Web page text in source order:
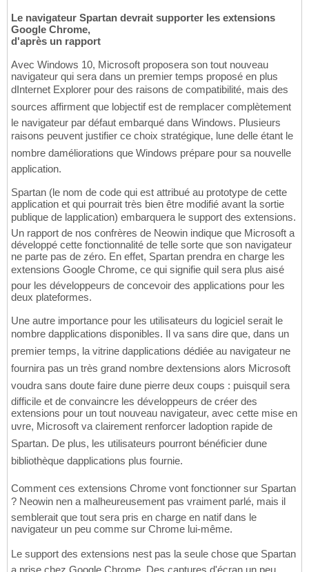
Le navigateur Spartan devrait supporter les extensions
Google Chrome,
d'après un rapport
Avec Windows 10, Microsoft proposera son tout nouveau
navigateur qui sera dans un premier temps proposé en plus
dInternet Explorer pour des raisons de compatibilité, mais des
sources affirment que lobjectif est de remplacer complètement
le navigateur par défaut embarqué dans Windows. Plusieurs
raisons peuvent justifier ce choix stratégique, lune delle étant le
nombre daméliorations que Windows prépare pour sa nouvelle
application.
Spartan (le nom de code qui est attribué au prototype de cette
application et qui pourrait très bien être modifié avant la sortie
publique de lapplication) embarquera le support des extensions.
Un rapport de nos confrères de Neowin indique que Microsoft a
développé cette fonctionnalité de telle sorte que son navigateur
ne parte pas de zéro. En effet, Spartan prendra en charge les
extensions Google Chrome, ce qui signifie quil sera plus aisé
pour les développeurs de concevoir des applications pour les
deux plateformes.
Une autre importance pour les utilisateurs du logiciel serait le
nombre dapplications disponibles. Il va sans dire que, dans un
premier temps, la vitrine dapplications dédiée au navigateur ne
fournira pas un très grand nombre dextensions alors Microsoft
voudra sans doute faire dune pierre deux coups : puisquil sera
difficile et de convaincre les développeurs de créer des
extensions pour un tout nouveau navigateur, avec cette mise en
uvre, Microsoft va clairement renforcer ladoption rapide de
Spartan. De plus, les utilisateurs pourront bénéficier dune
bibliothèque dapplications plus fournie.
Comment ces extensions Chrome vont fonctionner sur Spartan
? Neowin nen a malheureusement pas vraiment parlé, mais il
semblerait que tout sera pris en charge en natif dans le
navigateur un peu comme sur Chrome lui-même.
Le support des extensions nest pas la seule chose que Spartan
a prise chez Google Chrome. Des captures d'écran un peu